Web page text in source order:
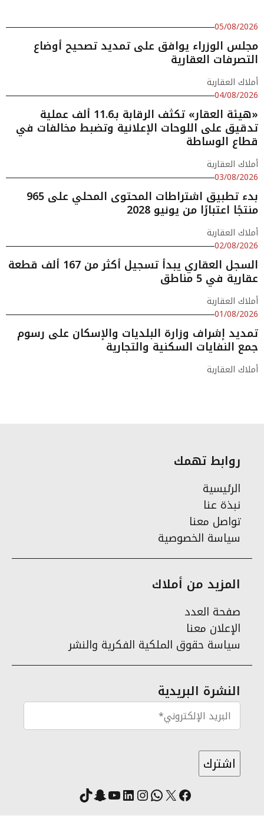
05/08/2026
مجلس الوزراء يوافق على تمديد تصحيح أوضاع
التصرفات العقارية
أملاك العقارية
04/08/2026
«هيئة العقار» تكثف الرقابة بـ11.6 ألف عملية
تدقيق على اللوحات الإعلانية وتضبط مخالفات في
قطاع الوساطة
أملاك العقارية
03/08/2026
بدء تطبيق اشتراطات المحتوى المحلي على 965
منتجًا اعتبارًا من يونيو 2028
أملاك العقارية
02/08/2026
السجل العقاري يبدأ تسجيل أكثر من 167 ألف قطعة
عقارية في 5 مناطق
أملاك العقارية
01/08/2026
تمديد إشراف وزارة البلديات والإسكان على رسوم
جمع النفايات السكنية والتجارية
أملاك العقارية
روابط تهمك
الرئيسية
نبذة عنا
تواصل معنا
سياسة الخصوصية
المزيد من أملاك
صفحة العدد
الإعلان معنا
سياسة حقوق الملكية الفكرية والنشر
النشرة البريدية
فيسبوك
X واتساب
انستقرام
لينكد إنيوتيوب
سناب شات
تيك توك